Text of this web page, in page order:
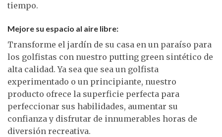
tiempo.
Mejore su espacio al aire libre:
Transforme el jardín de su casa en un paraíso para
los golfistas con nuestro putting green sintético de
alta calidad. Ya sea que sea un golfista
experimentado o un principiante, nuestro
producto ofrece la superficie perfecta para
perfeccionar sus habilidades, aumentar su
confianza y disfrutar de innumerables horas de
diversión recreativa.